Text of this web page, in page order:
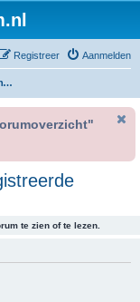
Aanmelden
Registreer
Forum nieuws (alleen voor geregistreerde gebruikers).
te zien of te lezen.